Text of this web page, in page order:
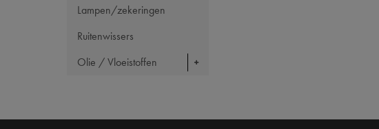
Lampen/zekeringen
Ruitenwissers
Olie / Vloeistoffen